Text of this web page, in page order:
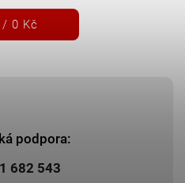
podpora:
682 543
/ 0 Kč